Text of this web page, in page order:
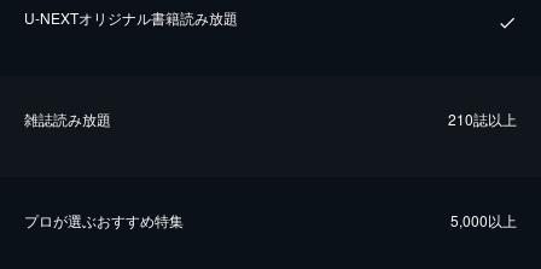
U-NEXTオリジナル書籍読み放題
雑誌読み放題 210誌以上
プロが選ぶおすすめ特集 5,000以上